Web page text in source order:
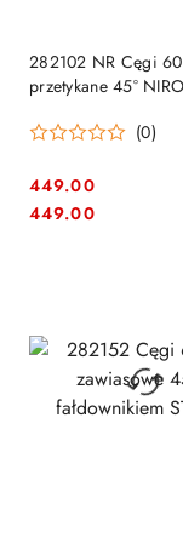
282102 NR Cęgi
przetykane 45°
(0)
Cena:
449.00
Cena:
449.00